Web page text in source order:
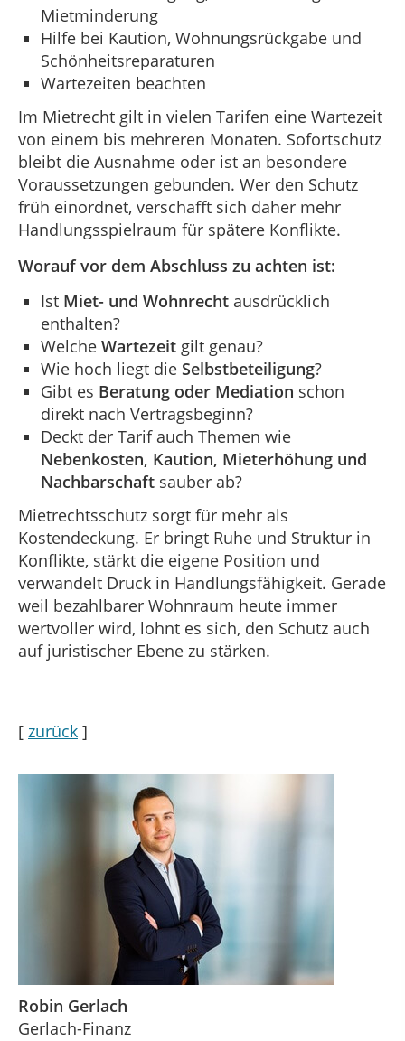
Mietminderung
Hilfe bei Kaution, Wohnungsrückgabe und
Schönheitsreparaturen
Wartezeiten beachten
Im Mietrecht gilt in vielen Tarifen eine Wartezeit
von einem bis mehreren Monaten. Sofortschutz
bleibt die Ausnahme oder ist an besondere
Voraussetzungen gebunden. Wer den Schutz
früh einordnet, verschafft sich daher mehr
Handlungsspielraum für spätere Konflikte.
Worauf vor dem Abschluss zu achten ist:
Ist Miet- und Wohnrecht ausdrücklich
enthalten?
Welche Wartezeit gilt genau?
Wie hoch liegt die Selbstbeteiligung?
Gibt es Beratung oder Mediation schon
direkt nach Vertragsbeginn?
Deckt der Tarif auch Themen wie
Nebenkosten, Kaution, Mieterhöhung und
Nachbarschaft sauber ab?
Mietrechtsschutz sorgt für mehr als
Kostendeckung. Er bringt Ruhe und Struktur in
Konflikte, stärkt die eigene Position und
verwandelt Druck in Handlungsfähigkeit. Gerade
weil bezahlbarer Wohnraum heute immer
wertvoller wird, lohnt es sich, den Schutz auch
auf juristischer Ebene zu stärken.
[ zurück ]
Robin Gerlach
Gerlach-Finanz